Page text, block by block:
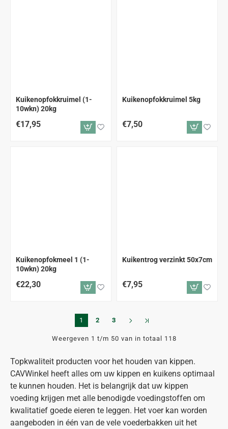
Topkwaliteit producten voor het houden van kippen.
CAVWinkel heeft alles om uw kippen en kuikens optimaal
te kunnen houden. Het is belangrijk dat uw kippen
voeding krijgen met alle benodigde voedingstoffen om
kwalitatief goede eieren te leggen. Het voer kan worden
aangeboden in één van de vele voederbakken uit het
Kuikenopfokkruimel (1-
10wkn) 20kg
€17,95
Kuikenopfokkruimel 5kg
€7,50
Kuikenopfokmeel 1 (1-
10wkn) 20kg
€22,30
Kuikentrog verzinkt 50x7cm
€7,95
1 2 3
Weergeven 1 t/m 50 van in totaal 118